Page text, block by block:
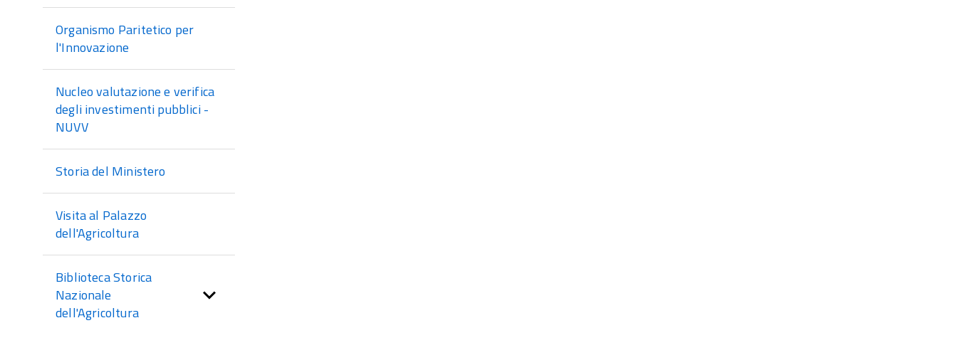
Organismo Paritetico per
l'Innovazione
Nucleo valutazione e verifica
degli investimenti pubblici -
NUVV
Storia del Ministero
Visita al Palazzo
dell'Agricoltura
Biblioteca Storica
Nazionale
dell'Agricoltura